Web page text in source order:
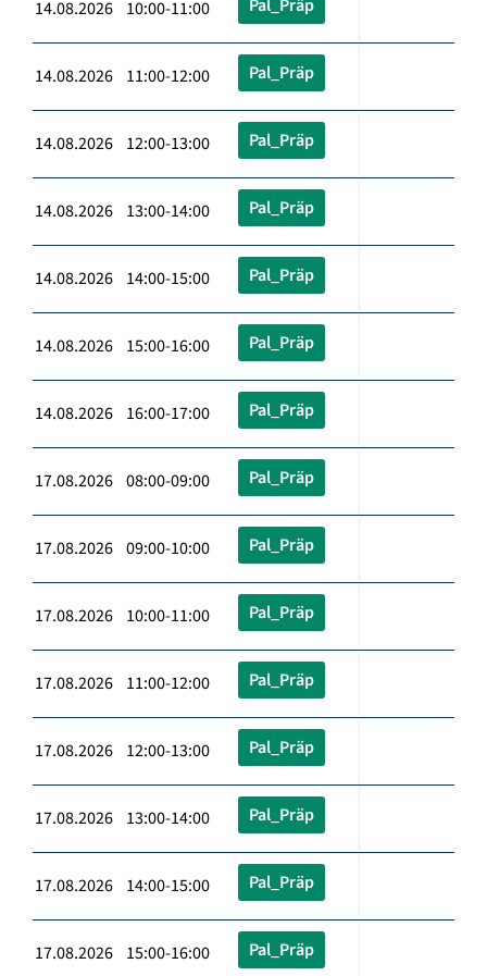
14.08.2026 10:00-11:00 Pal_Präp
14.08.2026 11:00-12:00 Pal_Präp
14.08.2026 12:00-13:00 Pal_Präp
14.08.2026 13:00-14:00 Pal_Präp
14.08.2026 14:00-15:00 Pal_Präp
14.08.2026 15:00-16:00 Pal_Präp
14.08.2026 16:00-17:00 Pal_Präp
17.08.2026 08:00-09:00 Pal_Präp
17.08.2026 09:00-10:00 Pal_Präp
17.08.2026 10:00-11:00 Pal_Präp
17.08.2026 11:00-12:00 Pal_Präp
17.08.2026 12:00-13:00 Pal_Präp
17.08.2026 13:00-14:00 Pal_Präp
17.08.2026 14:00-15:00 Pal_Präp
17.08.2026 15:00-16:00 Pal_Präp